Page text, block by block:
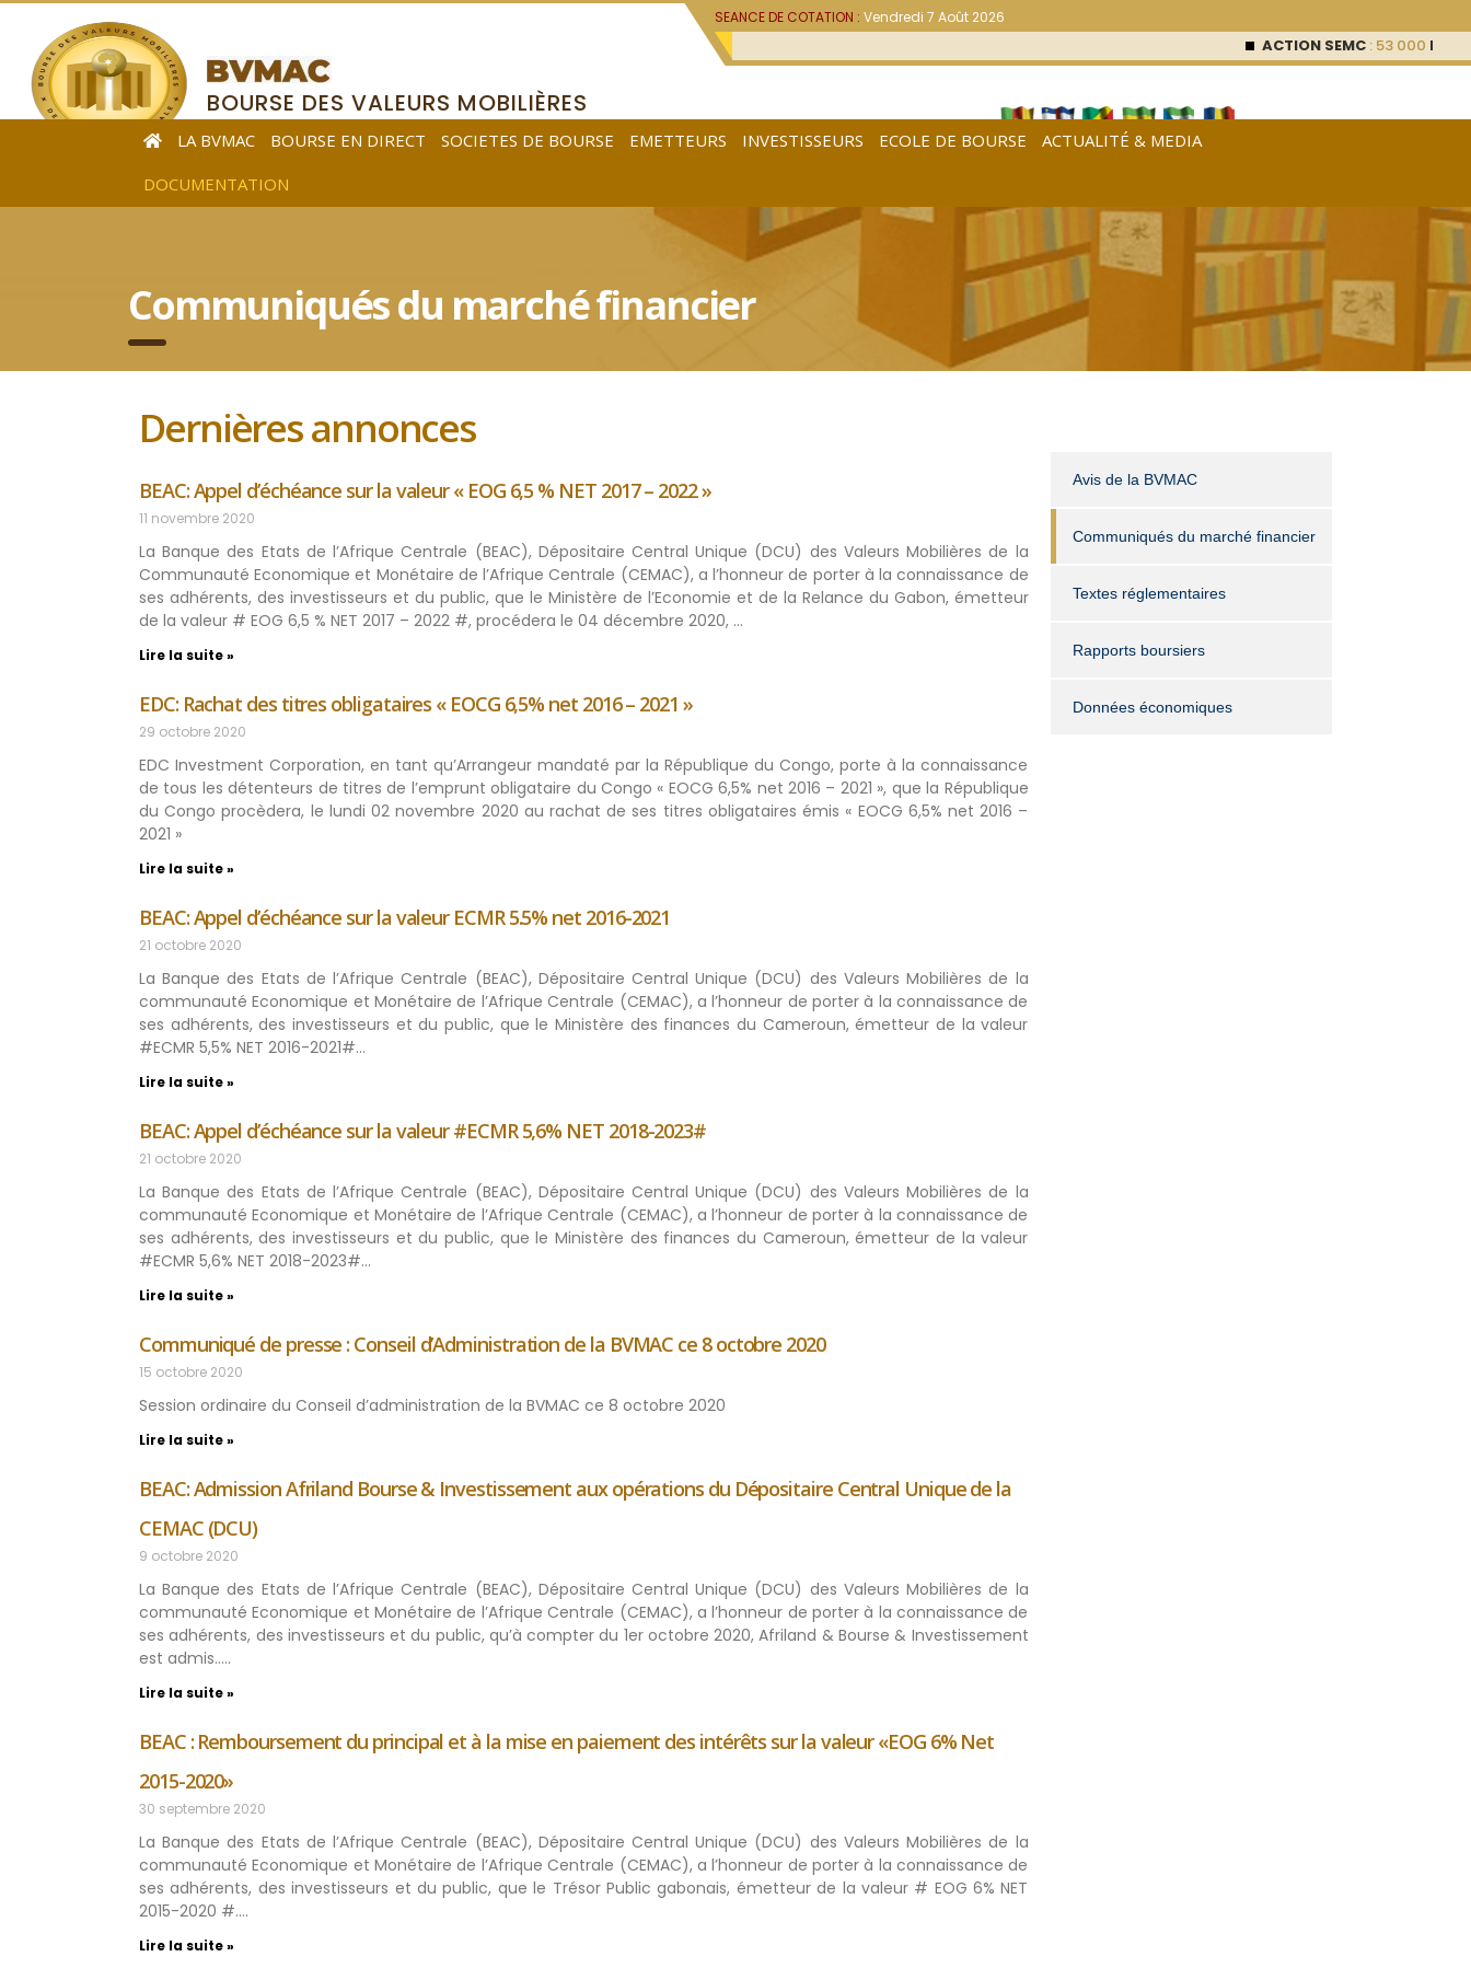
SEANCE DE COTATION :Vendredi 7 Août 2026
ACTION SEMC : 53 000FCFA (0 %)
BOURSE DES VALEURS MOBILIÈRES
DE L’AFRIQUE CENTRALE
LA BVMAC BOURSE EN DIRECT SOCIETES DE BOURSE EMETTEURS INVESTISSEURS ECOLE DE BOURSE
ACTUALITÉ & MEDIA
DOCUMENTATION
Communiqués du marché financier
Dernières annonces
BEAC: Appel d’échéance sur la valeur « EOG 6,5 % NET 2017 – 2022 »
11 novembre 2020
La Banque des Etats de l’Afrique Centrale (BEAC), Dépositaire Central Unique (DCU) des Valeurs Mobilières de la
Communauté Economique et Monétaire de l’Afrique Centrale (CEMAC), a l’honneur de porter à la connaissance de
ses adhérents, des investisseurs et du public, que le Ministère de l’Economie et de la Relance du Gabon, émetteur
de la valeur # EOG 6,5 % NET 2017 – 2022 #, procédera le 04 décembre 2020, …
Lire la suite »
EDC: Rachat des titres obligataires « EOCG 6,5% net 2016 – 2021 »
29 octobre 2020
EDC Investment Corporation, en tant qu’Arrangeur mandaté par la République du Congo, porte à la connaissance
de tous les détenteurs de titres de l’emprunt obligataire du Congo « EOCG 6,5% net 2016 – 2021 », que la République
du Congo procèdera, le lundi 02 novembre 2020 au rachat de ses titres obligataires émis « EOCG 6,5% net 2016 –
2021 »
Lire la suite »
BEAC: Appel d’échéance sur la valeur ECMR 5.5% net 2016-2021
21 octobre 2020
La Banque des Etats de l’Afrique Centrale (BEAC), Dépositaire Central Unique (DCU) des Valeurs Mobilières de la
communauté Economique et Monétaire de l’Afrique Centrale (CEMAC), a l’honneur de porter à la connaissance de
ses adhérents, des investisseurs et du public, que le Ministère des finances du Cameroun, émetteur de la valeur
#ECMR 5,5% NET 2016-2021#…
Lire la suite »
BEAC: Appel d’échéance sur la valeur #ECMR 5,6% NET 2018-2023#
21 octobre 2020
La Banque des Etats de l’Afrique Centrale (BEAC), Dépositaire Central Unique (DCU) des Valeurs Mobilières de la
communauté Economique et Monétaire de l’Afrique Centrale (CEMAC), a l’honneur de porter à la connaissance de
ses adhérents, des investisseurs et du public, que le Ministère des finances du Cameroun, émetteur de la valeur
#ECMR 5,6% NET 2018-2023#…
Lire la suite »
Communiqué de presse : Conseil d’Administration de la BVMAC ce 8 octobre 2020
15 octobre 2020
Session ordinaire du Conseil d’administration de la BVMAC ce 8 octobre 2020
Lire la suite »
BEAC: Admission Afriland Bourse & Investissement aux opérations du Dépositaire Central Unique de la
CEMAC (DCU)
9 octobre 2020
La Banque des Etats de l’Afrique Centrale (BEAC), Dépositaire Central Unique (DCU) des Valeurs Mobilières de la
communauté Economique et Monétaire de l’Afrique Centrale (CEMAC), a l’honneur de porter à la connaissance de
ses adhérents, des investisseurs et du public, qu’à compter du 1er octobre 2020, Afriland & Bourse & Investissement
est admis.….
Lire la suite »
BEAC : Remboursement du principal et à la mise en paiement des intérêts sur la valeur «EOG 6% Net
2015-2020»
30 septembre 2020
La Banque des Etats de l’Afrique Centrale (BEAC), Dépositaire Central Unique (DCU) des Valeurs Mobilières de la
communauté Economique et Monétaire de l’Afrique Centrale (CEMAC), a l’honneur de porter à la connaissance de
ses adhérents, des investisseurs et du public, que le Trésor Public gabonais, émetteur de la valeur # EOG 6% NET
2015-2020 #….
Lire la suite »
Avis de la BVMAC
Communiqués du marché financier
Textes réglementaires
Rapports boursiers
Données économiques